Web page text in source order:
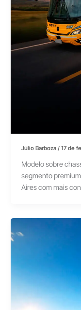
Júlio Barboza/17 de
Modelo sobre
segmento
Aires com mais